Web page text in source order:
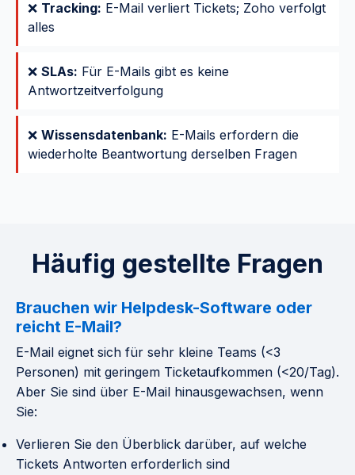
❌ Tracking: E-Mail verliert Tickets; Zoho verfolgt
alles
❌ SLAs: Für E-Mails gibt es keine
Antwortzeitverfolgung
❌ Wissensdatenbank: E-Mails erfordern die
wiederholte Beantwortung derselben Fragen
Häufig gestellte Fragen
Brauchen wir Helpdesk-Software oder
reicht E-Mail?
E-Mail eignet sich für sehr kleine Teams (<3
Personen) mit geringem Ticketaufkommen (<20/Tag).
Aber Sie sind über E-Mail hinausgewachsen, wenn
Sie:
Verlieren Sie den Überblick darüber, auf welche
Tickets Antworten erforderlich sind